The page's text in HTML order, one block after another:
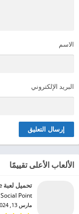
الاسم
البريد الإلكتروني
الألعاب الأعلى تقييمًا
تحميل لعبة Dragon City Mobile مهكرة للاندرويد 2024
Social Point‏
مارس 13, 2024